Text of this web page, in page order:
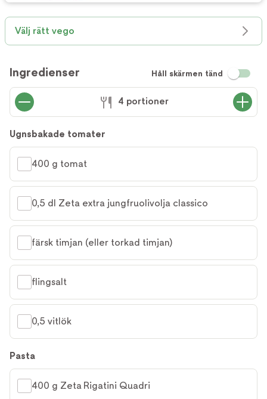
Välj rätt vego
Ingredienser Håll skärmen tänd
4 portioner
Ugnsbakade tomater
400 g tomat
0,5 dl Zeta extra jungfruolivolja classico
färsk timjan (eller torkad timjan)
flingsalt
0,5 vitlök
Pasta
400 g Zeta Rigatini Quadri